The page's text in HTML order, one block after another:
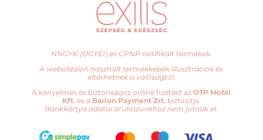
NNGYK (OGYÉI) és CPNP notifikált termékek.
A weboldalon használt termékképek illusztrációk és
eltérhetnek a valóságtól.
A kényelmes és biztonságos online fizetést azOTP Mobil
Kft.és a Barion Payment Zrt.biztosítja.
Bankkártya adatai áruházunkhoz nem jutnak el.